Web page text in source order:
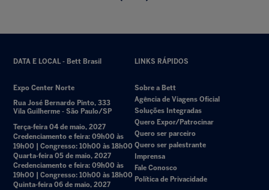
DATA E LOCAL - Bett Brasil
Expo Center Norte
Rua José Bernardo Pinto, 333
Vila Guilherme - São Paulo/SP
Terça-feira 04 de maio, 2027
Credenciamento e feira: 09h00 às
19h00 | Congresso: 10h00 às 18h00
Quarta-feira 05 de maio, 2027
Credenciamento e feira: 09h00 às
19h00 | Congresso: 10h00 às 18h00
Quinta-feira 06 de maio, 2027
LINKS RÁPIDOS
Sobre a Bett
Agência de Viagens Oficial
Soluções Integradas
Quero Expor/Patrocinar
Quero ser parceiro
Quero ser palestrante
Imprensa
Fale Conosco
Política de Privacidade